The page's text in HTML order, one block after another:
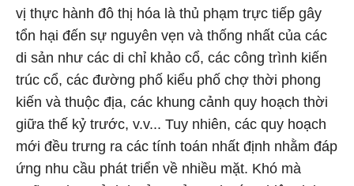
vị thực hành đô thị hóa là thủ phạm trực tiếp gây
tổn hại đến sự nguyên vẹn và thống nhất của các
di sản như các di chỉ khảo cổ, các công trình kiến
trúc cổ, các đường phố kiểu phố chợ thời phong
kiến và thuộc địa, các khung cảnh quy hoạch thời
giữa thế kỷ trước, v.v... Tuy nhiên, các quy hoạch
mới đều trưng ra các tính toán nhất định nhằm đáp
ứng nhu cầu phát triển về nhiều mặt. Khó mà